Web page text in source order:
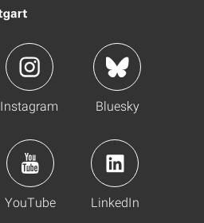
Instagram Bluesky
YouTube LinkedIn